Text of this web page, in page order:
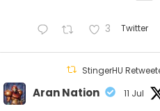
3 Twitter
StingerHU
Aran Nation 11 Jul